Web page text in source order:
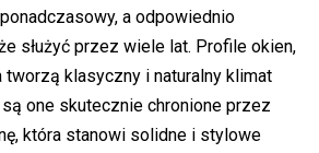
a odpowiednio
służyć przez wiele lat. Profile okien,
tworzą klasyczny i naturalny klimat
one skutecznie chronione przez
która stanowi solidne i stylowe